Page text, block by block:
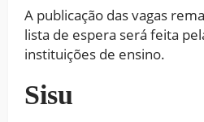
A publicação das vagas
lista de espera será feita
instituições de ensino.
Sisu